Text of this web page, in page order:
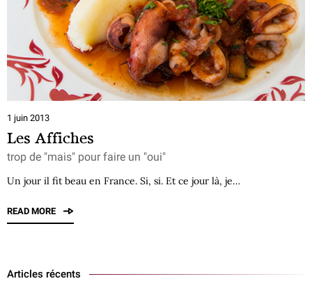
1 juin 2013
Les Affiches
trop de "mais" pour faire un "oui"
Un jour il fit beau en France. Si, si. Et ce jour là, je…
READ MORE
Articles récents